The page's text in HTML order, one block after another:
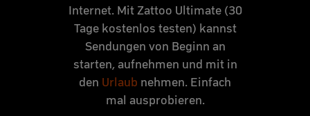
Internet. Mit Zattoo Ultimate (30
Tage kostenlos testen) kannst
Sendungen von Beginn an
starten, aufnehmen und mit in
den Urlaub nehmen. Einfach
mal ausprobieren.